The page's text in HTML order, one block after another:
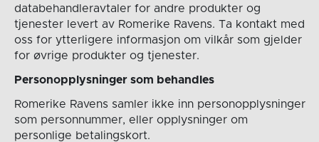
databehandleravtaler for andre produkter og
tjenester levert av Romerike Ravens. Ta kontakt med
oss for ytterligere informasjon om vilkår som gjelder
for øvrige produkter og tjenester.
Personopplysninger som behandles
Romerike Ravens samler ikke inn personopplysninger
som personnummer, eller opplysninger om
personlige betalingskort.